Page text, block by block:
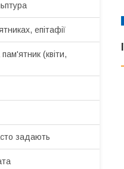
епітафії
(квіти,
задають